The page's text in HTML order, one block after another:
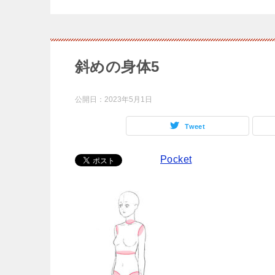
斜めの身体5
公開日： 2023年5月1日
Tweet
Pocket